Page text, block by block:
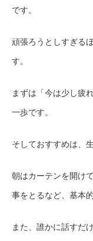
です。
頑張ろうとしすぎる
す。
まずは「今は少し疲
一歩です。
そしておすすめは、
朝はカーテンを開け
事をとるなど、基本
また、誰かに話すだ